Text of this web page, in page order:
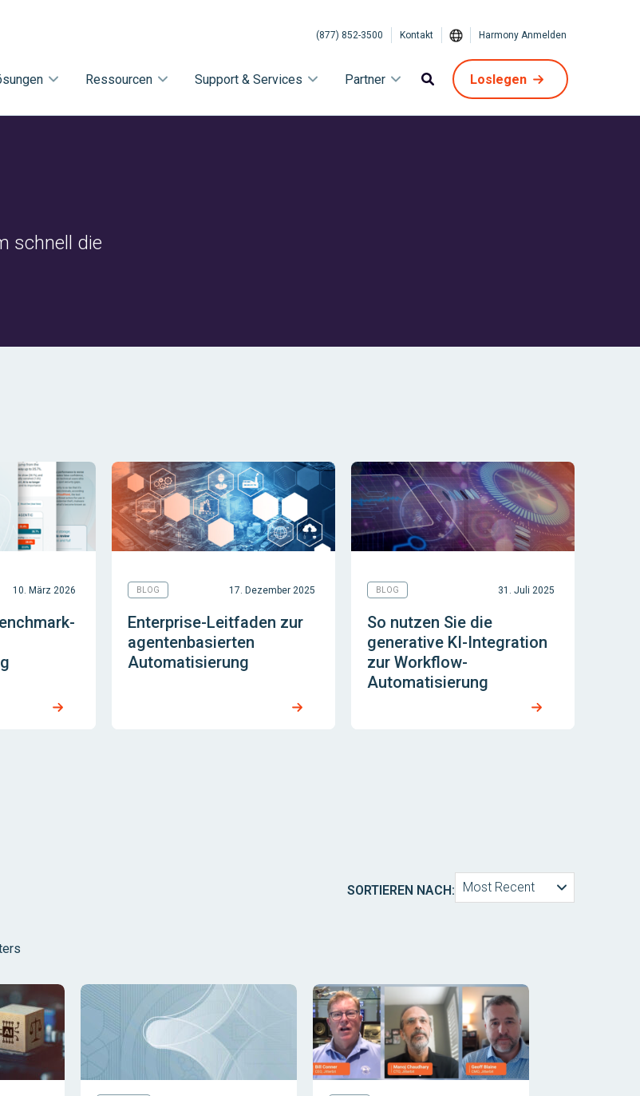
(877) 852-3500 Kontakt Harmony Anmelden
Ressourcen Support & Services Partner Loslegen
schnell die
10. März 2026 BLOG 17. Dezember 2025
Enterprise-Leitfaden zur
agentenbasierten
Automatisierung
BLOG 31. Juli 2025
So nutzen Sie die
generative KI-Integration
zur Workflow-
Automatisierung
SORTIEREN NACH: Most Recent